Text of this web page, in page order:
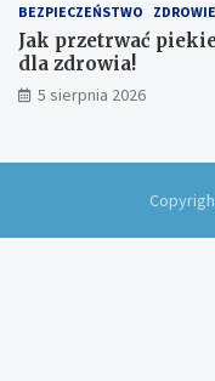
BEZPIECZEŃSTWO ZDROWIE
Jak przetrwać
dla zdrowia!
5 sierpnia 2026